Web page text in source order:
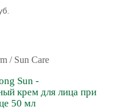
/ Sun Care
Sun -
крем для лица при
50 мл